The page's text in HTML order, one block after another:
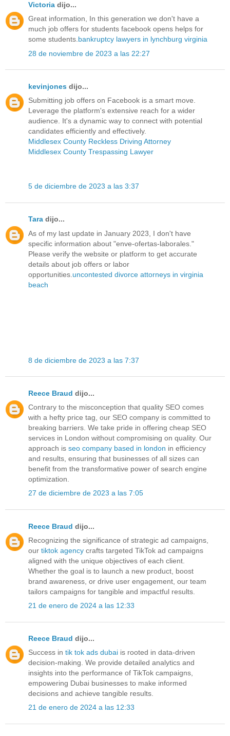
Victoria dijo...
Great information, In this generation we don't have a
much job offers for students facebook opens helps for
some students.bankruptcy lawyers in lynchburg virginia
28 de noviembre de 2023 a las 22:27
kevinjones dijo...
Submitting job offers on Facebook is a smart move.
Leverage the platform's extensive reach for a wider
audience. It's a dynamic way to connect with potential
candidates efficiently and effectively.
Middlesex County Reckless Driving Attorney
Middlesex County Trespassing Lawyer
5 de diciembre de 2023 a las 3:37
Tara dijo...
As of my last update in January 2023, I don't have
specific information about "enve-ofertas-laborales."
Please verify the website or platform to get accurate
details about job offers or labor
opportunities. uncontested divorce attorneys in virginia
beach
8 de diciembre de 2023 a las 7:37
Reece Braud dijo...
Contrary to the misconception that quality SEO comes
with a hefty price tag, our SEO company is committed to
breaking barriers. We take pride in offering cheap SEO
services in London without compromising on quality. Our
approach is seo company based in london in efficiency
and results, ensuring that businesses of all sizes can
benefit from the transformative power of search engine
optimization.
27 de diciembre de 2023 a las 7:05
Reece Braud dijo...
Recognizing the significance of strategic ad campaigns,
our tiktok agency crafts targeted TikTok ad campaigns
aligned with the unique objectives of each client.
Whether the goal is to launch a new product, boost
brand awareness, or drive user engagement, our team
tailors campaigns for tangible and impactful results.
21 de enero de 2024 a las 12:33
Reece Braud dijo...
Success in tik tok ads dubai is rooted in data-driven
decision-making. We provide detailed analytics and
insights into the performance of TikTok campaigns,
empowering Dubai businesses to make informed
decisions and achieve tangible results.
21 de enero de 2024 a las 12:33